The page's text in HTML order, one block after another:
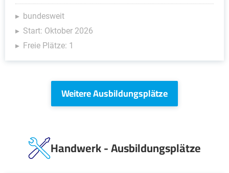
bundesweit
Start: Oktober 2026
Freie Plätze: 1
Weitere Ausbildungsplätze
Handwerk - Ausbildungsplätze